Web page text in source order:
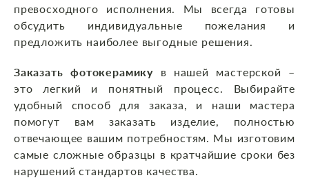
превосходного исполнения. Мы всегда готовы
обсудить индивидуальные пожелания и
предложить наиболее выгодные решения.
Заказать фотокерамику в нашей мастерской –
это легкий и понятный процесс. Выбирайте
удобный способ для заказа, и наши мастера
помогут вам заказать изделие, полностью
отвечающее вашим потребностям. Мы изготовим
самые сложные образцы в кратчайшие сроки без
нарушений стандартов качества.